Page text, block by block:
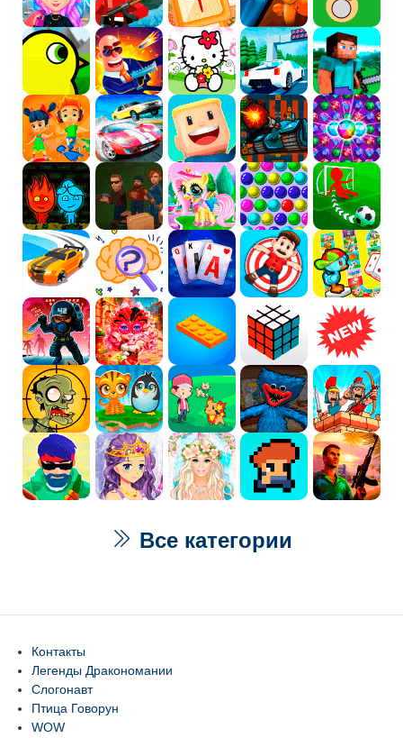
Все категории
Контакты
Легенды Дракономании
Слогонавт
Птица Говорун
WOW